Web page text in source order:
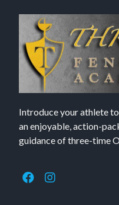
Introduce your athlete
an enjoyable, action-
guidance of three-time